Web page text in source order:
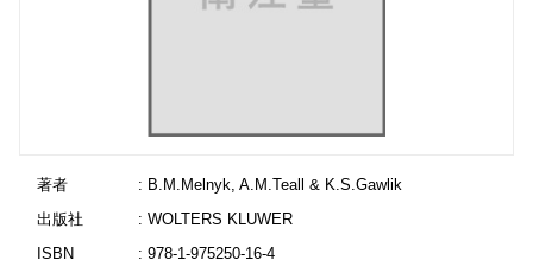
著者
: B.M.Melnyk, A.M.Teall & K.S.Gawlik
出版社
: WOLTERS KLUWER
ISBN
: 978-1-975250-16-4